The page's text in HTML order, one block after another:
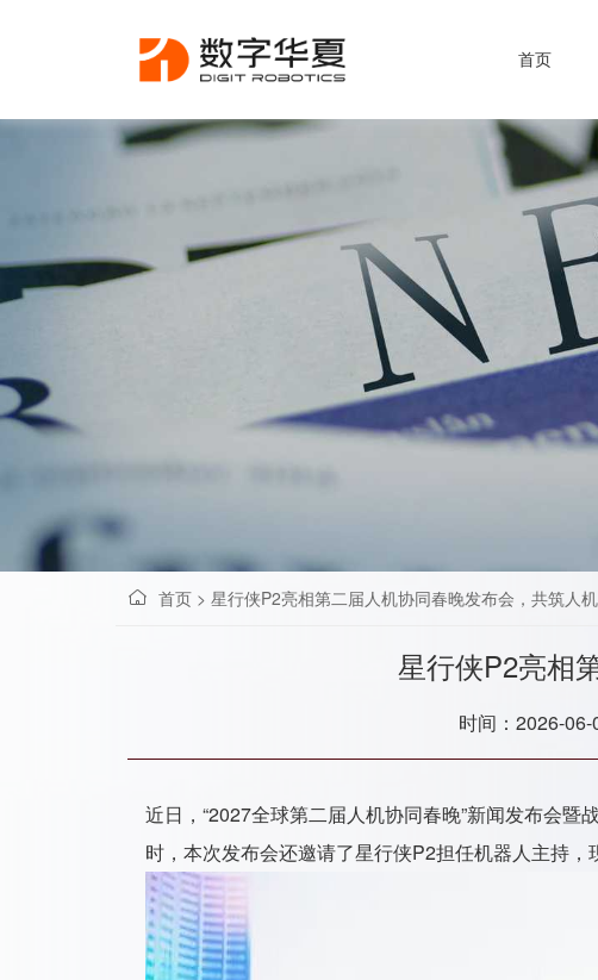
首页
首页 > 星行侠P2亮相第二届人机协同春晚发布会，共筑人
星行侠P2亮相
时间：2026-06-
近日，“2027全球第二届人机协同春晚”新闻发布会
时，本次发布会还邀请了星行侠P2担任机器人主持，